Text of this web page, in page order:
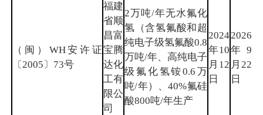
（闽）WH安许证
〔2005〕73号
福建
省顺
昌富
宝腾
达化
工有
限公
司
2万吨/年无水氟化
氢（含氢氟酸和超
纯电子级氢氟酸0.8
万吨/年、高纯电子
级氟化氢铵0.6万
吨/年）、40%氟硅
酸800吨/年生产
2024
年10
月12
日
2026
年9
月22
日